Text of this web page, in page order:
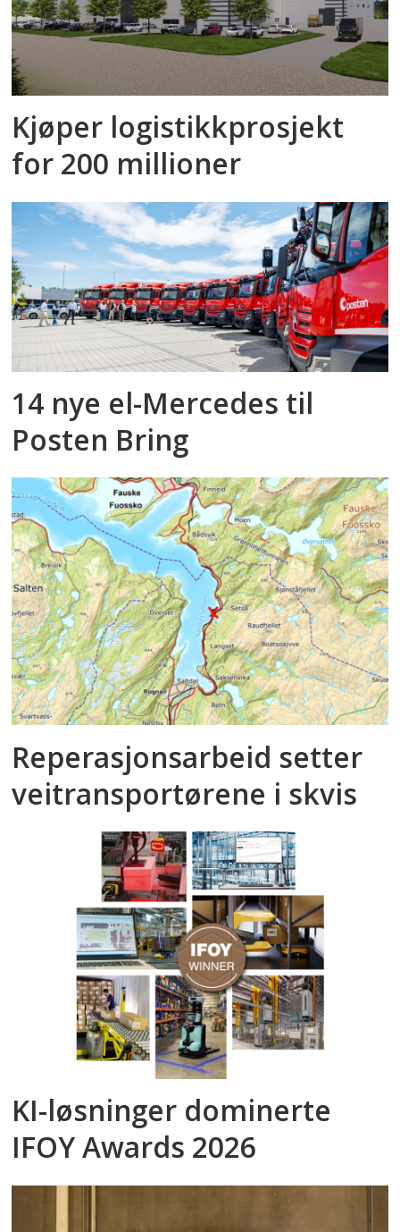
Kjøper logistikkprosjekt
for 200 millioner
14 nye el-Mercedes til
Posten Bring
Reperasjonsarbeid setter
veitransportørene i skvis
KI-løsninger dominerte
IFOY Awards 2026